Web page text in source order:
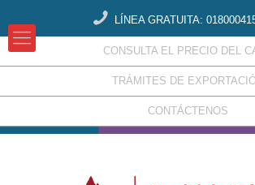
LÍNEA GRATUITA:
CONSULTA EL PRECIO DEL
TRÁMITES DE
CONTÁCTENOS